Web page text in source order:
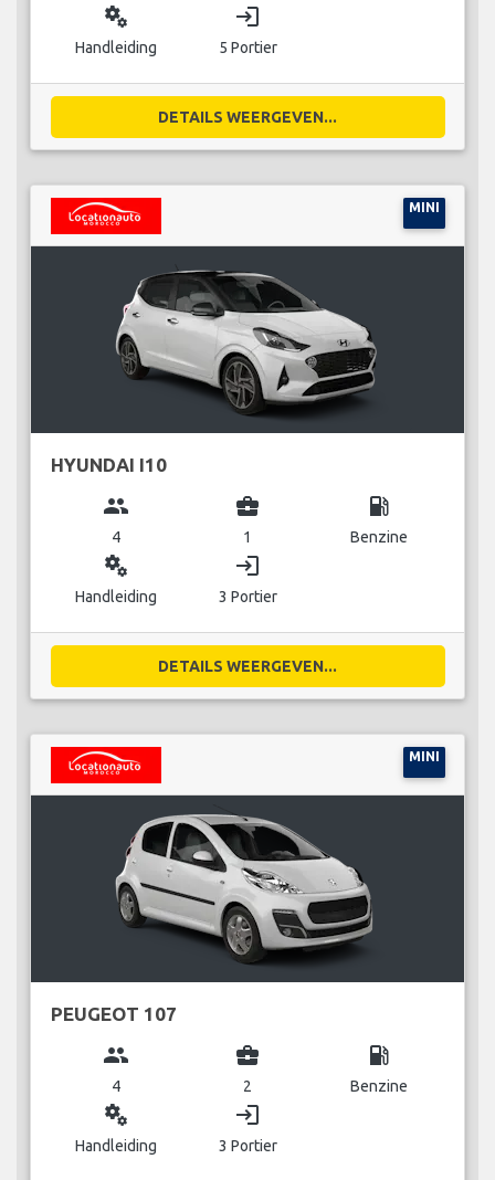
miscellaneous_services
Handleiding
login
5 Portier
DETAILS WEERGEVEN...
MINI
HYUNDAI I10
group
4
business_center
1
local_gas_station
Benzine
miscellaneous_services
Handleiding
login
3 Portier
DETAILS WEERGEVEN...
MINI
PEUGEOT 107
group
4
business_center
2
local_gas_station
Benzine
miscellaneous_services
Handleiding
login
3 Portier